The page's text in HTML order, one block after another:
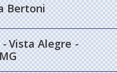
Bertoni
Vista Alegre-